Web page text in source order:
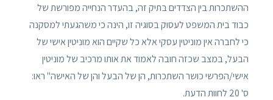
ההשתכרות בין הצדדים בתיק זה, בהעדר הנחייה מפורשת של
כבוד בית המשפט לעסוק בסוגיה זו, הינה כי משהגעתי למסקנה
כי לחברה אין מוניטין עסקי אלא כל שקיים הוא מוניטין אישי של
הבעל, במצב שכזה חובה לאמוד את אותו מרכיב של מוניטין
אישי/הפרשי כושר השתכרות, הן של הבעל והן של האישה" ראו:
ס' 20 לחוות הדעת.